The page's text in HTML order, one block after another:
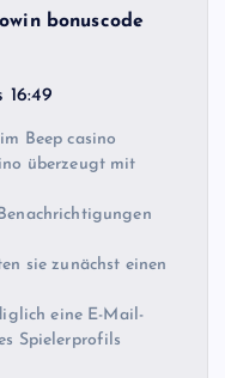
bonuscode
Beep casino
überzeugt mit
sie zunächst einen
eine E-Mail-
Spielerprofils